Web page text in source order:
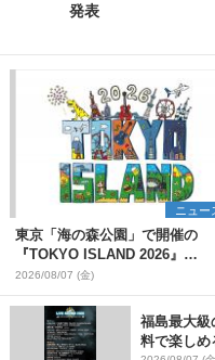
発表
ニュー
東京「海の森公園」で開催の
『TOKYO ISLAND 2026』
BIGMAMA、flumpoolら第3弾出
演者7組を発表 ワークショッ
プ・アート出展者を募集
2026/08/07 (金)
福島最大級
料で楽しめ